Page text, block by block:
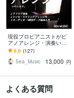
現役プロピアニストがピ
アノアレンジ・演奏いた
します 一切妥協なし！経
験豊富だからこそ安心で
きるアレンジを
5.0 (127)
Sea_Music
13,000 円
よくある質問